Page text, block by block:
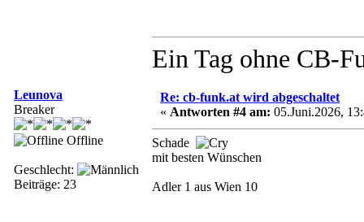
Ein Tag ohne CB-
Leunova
Breaker
Offline
Geschlecht:
Beiträge: 23
Re: cb-funk.at wird abgeschaltet
« Antworten #4 am: 05.Juni.2026,
Schade
mit besten Wünschen
Adler 1 aus Wien 10